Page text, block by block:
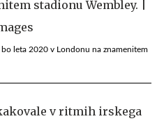
leta 2020 v Londonu na znamenitem
v ritmih irskega